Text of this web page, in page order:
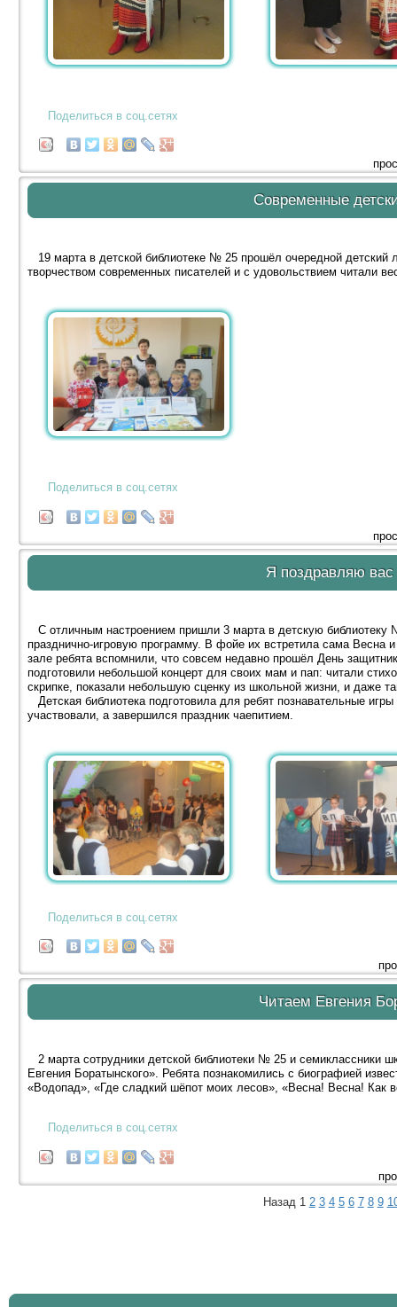
Поделиться в соц.сетях
Современные
19 марта в детской библиотеке № 25 прошёл очередной детский
творчеством современных писателей и с удовольствием читали
Поделиться в соц.сетях
Я поздравляю вас
С отличным настроением пришли 3 марта в детскую
празднично-игровую программу. В фойе их встретила сама Весна
зале ребята вспомнили, что совсем недавно прошёл День
подготовили небольшой концерт для своих мам и пап: читали
скрипке, показали небольшую сценку из школьной жизни, и даже
Детская библиотека подготовила для ребят познавательные
участвовали, а завершился праздник чаепитием.
Поделиться в соц.сетях
Читаем Евгения
2 марта сотрудники детской библиотеки № 25 и семиклассники
Евгения Боратынского». Ребята познакомились с биографией
«Водопад», «Где сладкий шёпот моих лесов», «Весна! Весна! Как
Поделиться в соц.сетях
Назад 1 2 3 4 5 6 7 8 9